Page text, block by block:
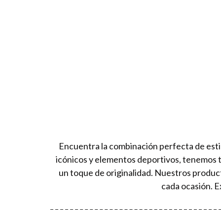
Encuentra la combinación perfecta de
icónicos y elementos deportivos, tenemos
un toque de originalidad. Nuestros
cada ocasión.